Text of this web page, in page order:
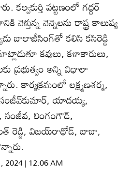
కల్వకుర్తి పట్టణంలో గద్దర్‌
వెళ్తున్న వెన్నెలను రాష్ట్ర కాలుష్య
బాలాజీసింగ్‌తో కలిసి కసిరెడ్డి
కవులు, కళాకారులు,
ప్రభుత్వం అన్ని విధాలా
కార్యక్రమంలో లక్ష్మణశర్మ,
యాదయ్య,
సంజీవ, లింగంగౌడ్‌,
రెడ్డి, విజయ్‌రాథోడ్‌, బాబా,
2024 | 12:06 AM